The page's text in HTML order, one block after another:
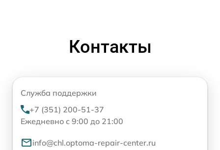
Контакты
Служба поддержки
+7 (351) 200-51-37
Ежедневно с 9:00 до 21:00
info@chl.optoma-repair-center.ru